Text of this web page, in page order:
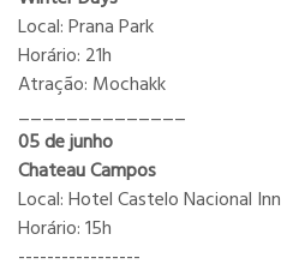
Local: Prana Park
Horário: 21h
Atração: Mochakk
______________
05 de junho
Chateau Campos
Local: Hotel Castelo Nacional Inn
Horário: 15h
-----------------